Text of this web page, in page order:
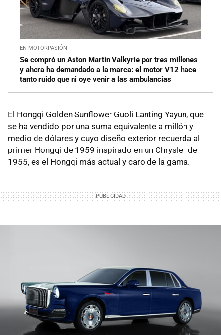
EN MOTORPASIÓN
Se compró un Aston Martin Valkyrie por tres millones
y ahora ha demandado a la marca: el motor V12 hace
tanto ruido que ni oye venir a las ambulancias
El Hongqi Golden Sunflower Guoli Lanting Yayun, que
se ha vendido por una suma equivalente a millón y
medio de dólares y cuyo diseño exterior recuerda al
primer Hongqi de 1959 inspirado en un Chrysler de
1955, es el Hongqi más actual y caro de la gama.